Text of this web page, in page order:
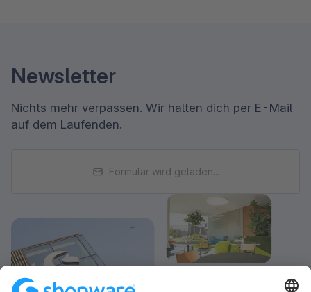
Newsletter
Nichts mehr verpassen. Wir halten dich per E-Mail
auf dem Laufenden.
Formular wird geladen...